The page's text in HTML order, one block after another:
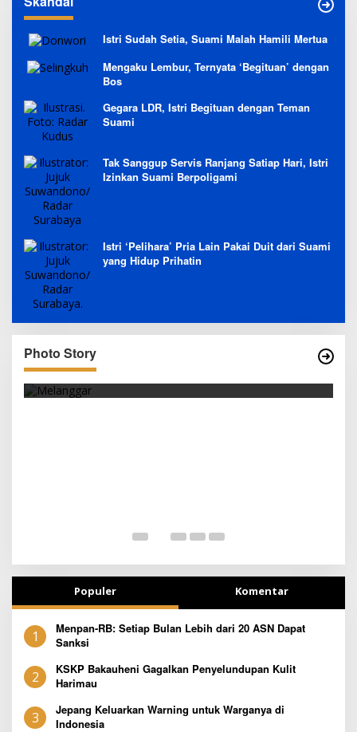
Istri Sudah Setia, Suami Malah Hamili Mertua
Mengaku Lembur, Ternyata ‘Begituan’ dengan
Bos
Gegara LDR, Istri Begituan dengan Teman
Suami
Tak Sanggup Servis Ranjang Satiap Hari, Istri
Izinkan Suami Berpoligami
Istri ‘Pelihara’ Pria Lain Pakai Duit dari Suami
yang Hidup Prihatin
Photo Story
Populer Komentar
1
Menpan-RB: Setiap Bulan Lebih dari 20 ASN Dapat
Sanksi
2
KSKP Bakauheni Gagalkan Penyelundupan Kulit
Harimau
3
Jepang Keluarkan Warning untuk Warganya di
Indonesia